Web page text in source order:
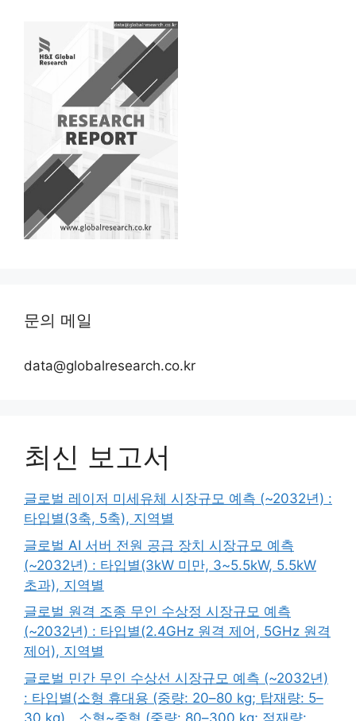
문의 메일
data@globalresearch.co.kr
최신 보고서
글로벌 레이저 미세유체 시장규모 예측 (~2032년) :
타입별(3축, 5축), 지역별
글로벌 AI 서버 전원 공급 장치 시장규모 예측
(~2032년) : 타입별(3kW 미만, 3~5.5kW, 5.5kW
초과), 지역별
글로벌 원격 조종 무인 수상정 시장규모 예측
(~2032년) : 타입별(2.4GHz 원격 제어, 5GHz 원격
제어), 지역별
글로벌 민간 무인 수상선 시장규모 예측 (~2032년)
: 타입별(소형 휴대용 (중량: 20–80 kg; 탑재량: 5–
30 kg)、소형~중형 (중량: 80–300 kg; 적재량: